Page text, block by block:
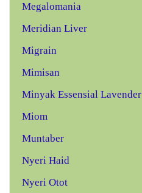
Megalomania
Meridian Liver
Migrain
Mimisan
Minyak Essensial Lavender
Miom
Muntaber
Nyeri Haid
Nyeri Otot